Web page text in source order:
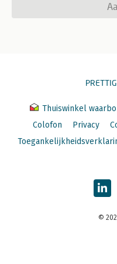
Thuiswinkel
Colofon
Privacy
©